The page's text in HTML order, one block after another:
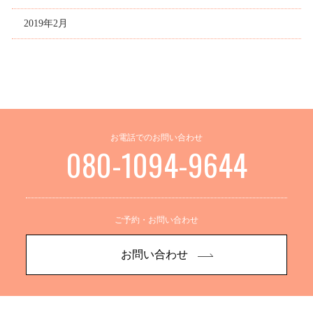
2019年2月
お電話でのお問い合わせ
080-1094-9644
ご予約・お問い合わせ
お問い合わせ